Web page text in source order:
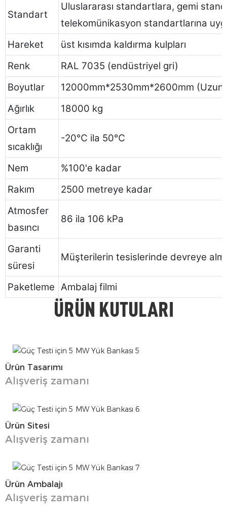
Standart
Uluslararası standartlara, gemi
telekomünikasyon standartlarına
Hareket
üst kısımda kaldırma kulpları
Renk
RAL 7035 (endüstriyel gri)
Boyutlar
12000mm*2530mm*2600mm
Ağırlık
18000 kg
Ortam
sıcaklığı
-20℃ ila 50℃
Nem
%100'e kadar
Rakım
2500 metreye kadar
Atmosfer
basıncı
86 ila 106 kPa
Garanti
süresi
Müşterilerin tesislerinde devreye
Paketleme Ambalaj filmi
ÜRÜN KUTULARI
Ürün Tasarımı
Alışveriş zamanı
Ürün Sitesi
Alışveriş zamanı
Ürün Ambalajı
Alışveriş zamanı